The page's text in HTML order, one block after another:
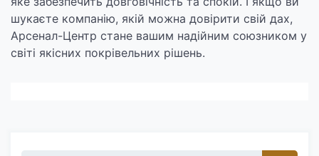
шукаєте компанію, якій можна довірити свій дах,
Арсенал-Центр стане вашим надійним союзником у
світі якісних покрівельних рішень.